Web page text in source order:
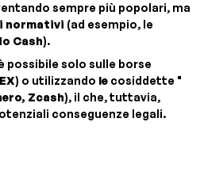
sempre più popolari, ma
normativi (ad esempio, le
Cash).
possibile solo sulle borse
) o utilizzando le cosiddette "
Zcash), il che, tuttavia,
conseguenze legali.